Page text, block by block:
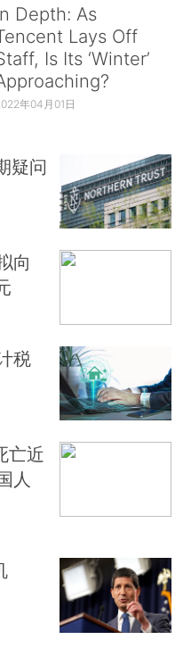
Depth: As
Lays Off
Is Its ‘Winter’
年04月01日
疑问
向
税
亡近
人